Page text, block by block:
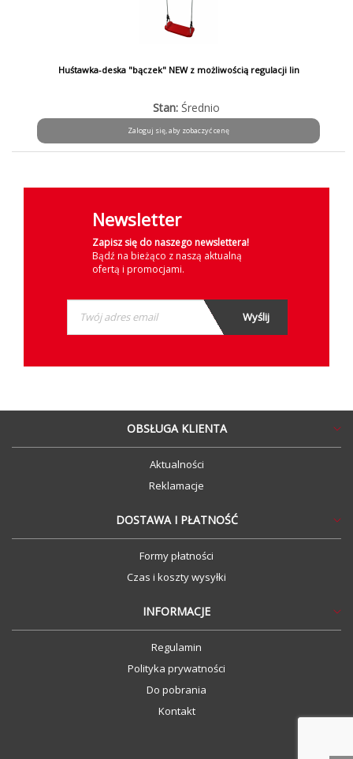
Huśtawka-deska "bączek" NEW z możliwością regulacji lin
Stan: Średnio
Zaloguj się, aby zobaczyć cenę
Newsletter
Zapisz się do naszego newslettera!
Bądź na bieżąco z naszą aktualną
ofertą i promocjami.
OBSŁUGA KLIENTA
Aktualności
Reklamacje
DOSTAWA I PŁATNOŚĆ
Formy płatności
Czas i koszty wysyłki
INFORMACJE
Regulamin
Polityka prywatności
Do pobrania
Kontakt